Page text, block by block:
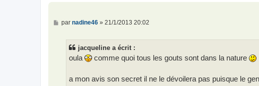
M
par nadine46» 21/1/2013 20:02
jacqueline a écrit :
oula comme quoi tous les gouts sont dans la nature
a mon avis son secret il ne le dévoilera pas puisque le